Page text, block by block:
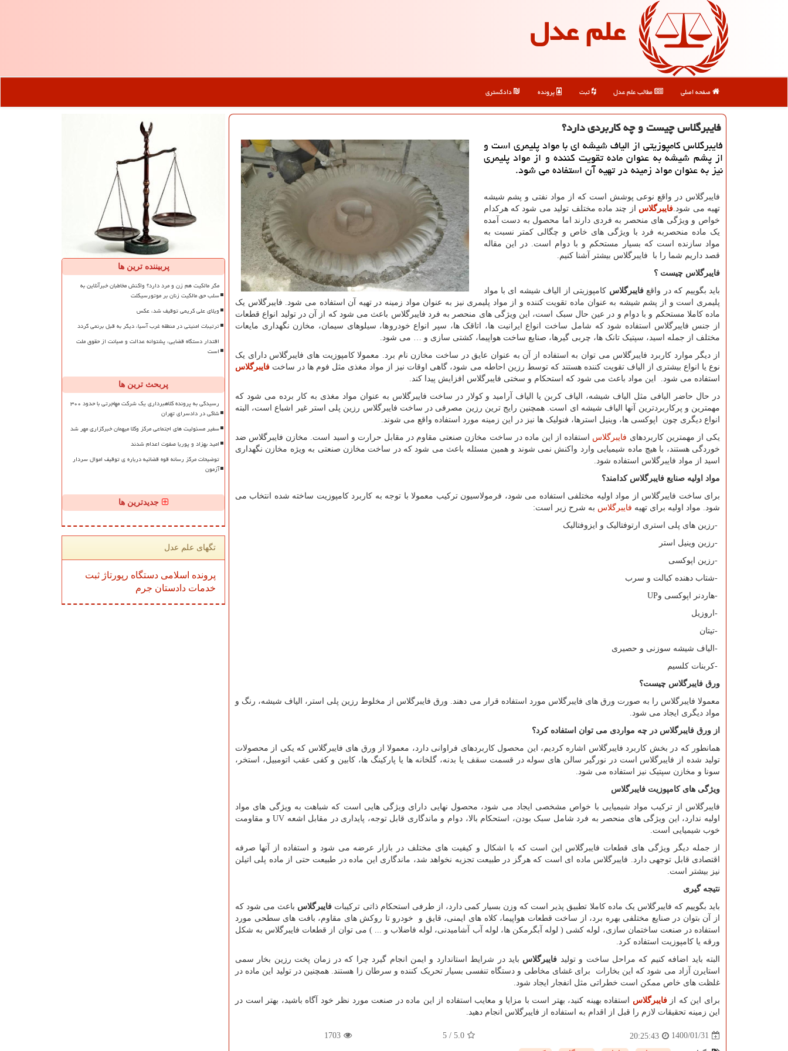
علم عدل
صفحه اصلی مطالب علم عدل ثبت پرونده دادگستری
فایبرگلاس چیست و چه كاربردی دارد؟
فایبرگلاس كامپوزیتی از الیاف شیشه ای با مواد پلیمری است و
از پشم شیشه به عنوان ماده تقویت كننده و از مواد پلیمری
نیز به عنوان مواد زمینه در تهیه آن استفاده می شود.
فایبرگلاس در واقع نوعی پوشش است که از مواد نفتی و پشم شیشه
تهیه می شود.فایبرگلاس از چند ماده مختلف تولید می شود که هرکدام
خواص و ویژگی های منحصر به فردی دارند اما محصول به دست آمده
یک ماده منحصربه فرد با ویژگی های خاص و چگالی کمتر نسبت به
مواد سازنده است که بسیار مستحکم و با دوام است. در این مقاله
قصد داریم شما را با فایبرگلاس بیشتر آشنا کنیم.
فایبرگلاس چیست ؟
باید بگوییم که در واقعفایبرگلاس کامپوزیتی از الیاف شیشه ای با مواد
پلیمری است و از پشم شیشه به عنوان ماده تقویت کننده و از مواد پلیمری نیز به عنوان مواد زمینه در تهیه آن استفاده می شود. فایبرگلاس یک
ماده کاملا مستحکم و با دوام و در عین حال سبک است، این ویژگی های منحصر به فرد فایبرگلاس باعث می شود که از آن در تولید انواع قطعات
از جنس فایبرگلاس استفاده شود که شامل ساخت انواع ایرانیت ها، اتاقک ها، سپر انواع خودروها، سیلوهای سیمان، مخازن نگهداری مایعات
مختلف از جمله اسید، سپتیک تانک ها، چربی گیرها، صنایع ساخت هواپیما، کشتی سازی و … می شود.
از دیگر موارد کاربرد فایبرگلاس می توان به استفاده از آن به عنوان عایق در ساخت مخازن نام برد. معمولا کامپوزیت های فایبرگلاس دارای یک
نوع یا انواع بیشتری از الیاف تقویت کننده هستند که توسط رزین احاطه می شود، گاهی اوقات نیز از مواد مغذی مثل فوم ها در ساخت فایبرگلاس
استفاده می شود. این مواد باعث می شود که استحکام و سختی فایبرگلاس افزایش پیدا کند.
در حال حاضر الیافی مثل الیاف شیشه، الیاف کربن یا الیاف آرامید و کولار در ساخت فایبرگلاس به عنوان مواد مغذی به کار برده می شود که
مهمترین و پرکاربردترین آنها الیاف شیشه ای است. همچنین رایج ترین رزین مصرفی در ساخت فایبرگلاس رزین پلی استر غیر اشباع است، البته
انواع دیگری چون اپوکسی ها، وینیل استرها، فنولیک ها نیز در این زمینه مورد استفاده واقع می شوند.
یکی از مهمترین کاربردهای فایبرگلاس استفاده از این ماده در ساخت مخازن صنعتی مقاوم در مقابل حرارت و اسید است. مخازن فایبرگلاس ضد
خوردگی هستند، با هیچ ماده شیمیایی وارد واکنش نمی شوند و همین مسئله باعث می شود که در ساخت مخازن صنعتی به ویژه مخازن نگهداری
اسید از مواد فایبرگلاس استفاده شود.
مواد اولیه صنایع فایبرگلاس کدامند؟
برای ساخت فایبرگلاس از مواد اولیه مختلفی استفاده می شود، فرمولاسیون ترکیب معمولا با توجه به کاربرد کامپوزیت ساخته شده انتخاب می
شود. مواد اولیه برای تهیه فایبرگلاس به شرح زیر است:
-رزین های پلی ‏استری ارتوفتالیک و ایزوفتالیک
-رزین وینیل استر
-رزین اپوکسی
-شتاب دهنده کبالت و سرب
-هاردنر اپوکسی وUP
- اروزیل
-تیتان
- الیاف شیشه سوزنی و حصیری
-کربنات کلسیم
ورق فایبرگلاس چیست؟
معمولا فایبرگلاس را به صورت ورق های فایبرگلاس مورد استفاده قرار می دهند. ورق فایبرگلاس از مخلوط رزین پلی استر، الیاف شیشه، رنگ و
مواد دیگری ایجاد می شود.
از ورق فایبرگلاس در چه مواردی می توان استفاده کرد؟
همانطور که در بخش کاربرد فایبرگلاس اشاره کردیم، این محصول کاربردهای فراوانی دارد، معمولا از ورق های فایبرگلاس که یکی از محصولات
تولید شده از فایبرگلاس است در نورگیر سالن های سوله در قسمت سقف یا بدنه، گلخانه ها یا پارکینگ ها، کابین و کفی عقب اتومبیل، استخر،
سونا و مخازن سپتیک نیز استفاده می شود.
ویژگی های کامپوزیت فایبرگلاس
فایبرگلاس از ترکیب مواد شیمیایی با خواص مشخصی ایجاد می شود، محصول نهایی دارای ویژگی هایی است که شباهت به ویژگی های مواد
اولیه ندارد، این ویژگی های منحصر به فرد شامل سبک بودن، استحکام بالا، دوام و ماندگاری قابل توجه، پایداری در مقابل اشعه UV و مقاومت
خوب شیمیایی است.
از جمله دیگر ویژگی های قطعات فایبرگلاس این است که با اشکال و کیفیت های مختلف در بازار عرضه می شود و استفاده از آنها صرفه
اقتصادی قابل توجهی دارد. فایبرگلاس ماده ای است که هرگز در طبیعت تجزیه نخواهد شد، ماندگاری این ماده در طبیعت حتی از ماده پلی اتیلن
نیز بیشتر است.
نتیجه گیری
باید بگوییم که فایبرگلاس یک ماده کاملا تطبیق پذیر است که وزن بسیار کمی دارد، از طرفی استحکام ذاتی ترکیبات فایبرگلاس باعث می شود که
از آن بتوان در صنایع مختلفی بهره برد، از ساخت قطعات هواپیما، کلاه های ایمنی، قایق و خودرو تا روکش های مقاوم، بافت های سطحی مورد
استفاده در صنعت ساختمان سازی، لوله کشی ( لوله آبگرمکن ها، لوله آب آشامیدنی، لوله فاضلاب و ... ) می توان از قطعات فایبرگلاس به شکل
ورقه یا کامپوزیت استفاده کرد.
البته باید اضافه کنیم که مراحل ساخت و تولید فایبرگلاس باید در شرایط استاندارد و ایمن انجام گیرد چرا که در زمان پخت رزین بخار سمی
استایرن آزاد می شود که این بخارات برای غشای مخاطی و دستگاه تنفسی بسیار تحریک کننده و سرطان زا هستند. همچنین در تولید این ماده در
غلظت های خاص ممکن است خطراتی مثل انفجار ایجاد شود.
برای این که ازفایبرگلاس استفاده بهینه کنید، بهتر است با مزایا و معایب استفاده از این ماده در صنعت مورد نظر خود آگاه باشید، بهتر است در
این زمینه تحقیقات لازم را قبل از اقدام به استفاده از فایبرگلاس انجام دهید.
1400/01/31
20:25:43
5.0
/
5
1703
پربیننده ترین ها
مگر مالکیت هم زن و مرد دارد؟ واکنش مخاطبان خبرآنلاین به
سلب حق مالکیت زنان بر موتورسیکلت
ویلای علی کریمی توقیف شد، عکس
ترتیبات امنیتی در منطقه غرب آسیا، دیگر به قبل برنمی گردد
اقتدار دستگاه قضایی، پشتوانه عدالت و صیانت از حقوق ملت
است
پربحث ترین ها
رسیدگی به پرونده کلاهبرداری یک شرکت مهاجرتی با حدود ۳۰۰
شاکی در دادسرای تهران
سفیر مسئولیت های اجتماعی مرکز وکلا میهمان خبرگزاری مهر شد
امید بهزاد و پوریا صفوت اعدام شدند
توضیحات مرکز رسانه قوه قضائیه درباره ی توقیف اموال سردار
آزمون
جدیدترین ها
تگهای علم عدل
پرونده اسلامی دستگاه رپورتاژ ثبت
خدمات دادستان جرم